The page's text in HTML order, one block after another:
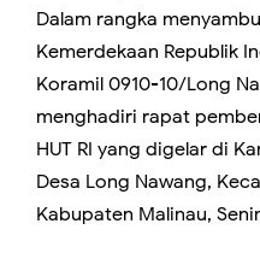
Dalam rangka
Kemerdekaan Republik
Koramil 0910-10/Long
menghadiri rapat
HUT RI yang digelar di
Desa Long Nawang,
Kabupaten Malinau,